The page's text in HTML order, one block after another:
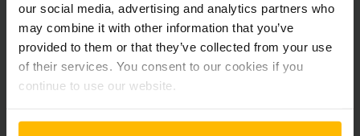
our social media, advertising and analytics partners who
may combine it with other information that you’ve
provided to them or that they’ve collected from your use
of their services. You consent to our cookies if you
continue to use our website.
Batéria
Oloveno-kyselinová, 24 V /
375 Ah
Nabíjač Áno, 24 V / 60 A